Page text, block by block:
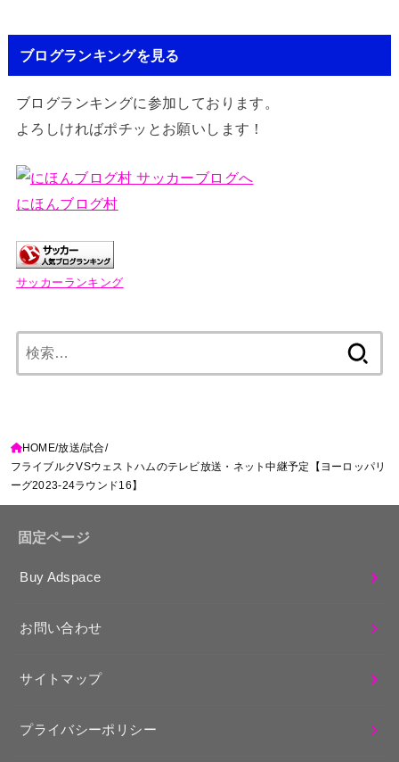
ブログランキングを見る
ブログランキングに参加しております。
よろしければポチッとお願いします！
にほんブログ村
サッカーランキング
索:
HOME 放送 試合
フライブルクVSウェストハムのテレビ放送・ネット中継予定【ヨーロッパリ
ーグ2023-24ラウンド16】
固定ページ
Buy Adspace
お問い合わせ
サイトマップ
プライバシーポリシー